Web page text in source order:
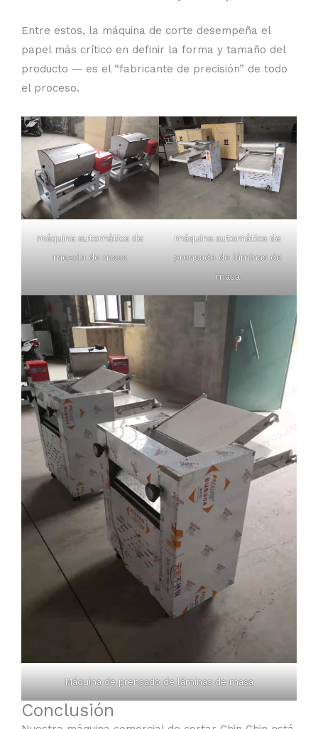
Entre estos, la máquina de corte desempeña el
papel más crítico en definir la forma y tamaño del
producto — es el “fabricante de precisión” de todo
el proceso.
máquina automática de
mezcla de masa
máquina automática de
prensado de láminas de
masa
Máquina de prensado de láminas de masa
Conclusión